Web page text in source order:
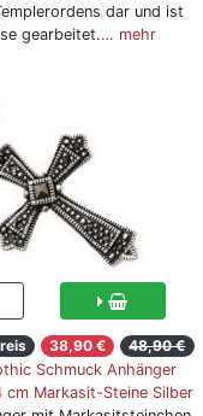
dar und ist
gearbeitet.… mehr
38,90 €
48,90 €
Schmuck Anhänger
cm Markasit-Steine Silber